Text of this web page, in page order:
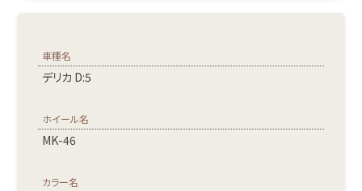
車種名
デリカ D:5
ホイール名
MK-46
カラー名